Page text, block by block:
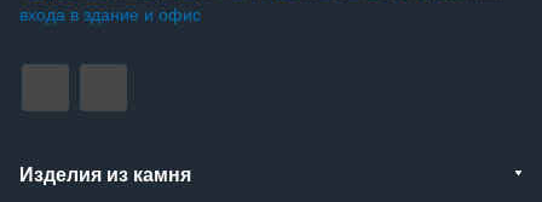
входа в здание и офис
Изделия из камня